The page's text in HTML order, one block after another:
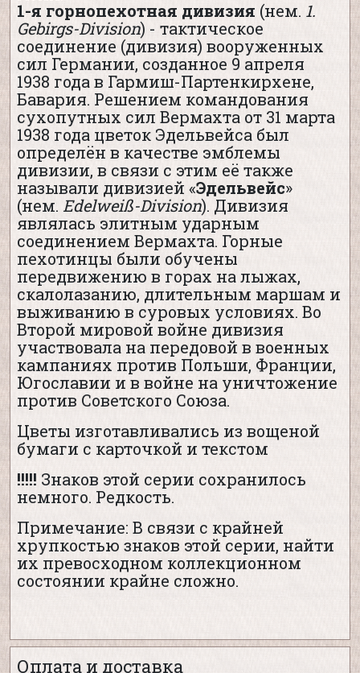
1-я горнопехотная дивизия (нем. 1.
Gebirgs-Division) - тактическое
соединение (дивизия) вооруженных
сил Германии, созданное 9 апреля
1938 года в Гармиш-Партенкирхене,
Бавария. Решением командования
сухопутных сил Вермахта от 31 марта
1938 года цветок Эдельвейса был
определён в качестве эмблемы
дивизии, в связи с этим её также
называли дивизией «Эдельвейс»
(нем. Edelweiß-Division). Дивизия
являлась элитным ударным
соединением Вермахта. Горные
пехотинцы были обучены
передвижению в горах на лыжах,
скалолазанию, длительным маршам и
выживанию в суровых условиях. Во
Второй мировой войне дивизия
участвовала на передовой в военных
кампаниях против Польши, Франции,
Югославии и в войне на уничтожение
против Советского Союза.
Цветы изготавливались из вощеной
бумаги с карточкой и текстом
!!!!! Знаков этой серии сохранилось
немного. Редкость.
Примечание: В связи с крайней
хрупкостью знаков этой серии, найти
их превосходном коллекционном
состоянии крайне сложно.
Оплата и доставка